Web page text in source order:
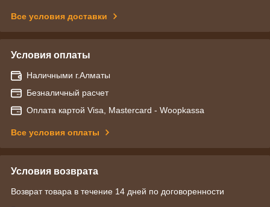
Все условия доставки
Условия оплаты
Наличными г.Алматы
Безналичный расчет
Оплата картой Visa, Mastercard - Woopkassa
Все условия оплаты
Условия возврата
Возврат товара в течение 14 дней по договоренности